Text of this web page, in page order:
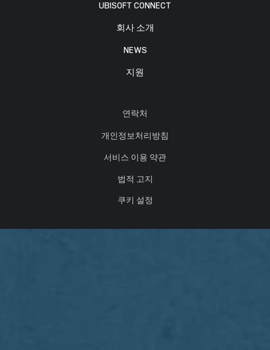
UBISOFT CONNECT
회사 소개
NEWS
지원
연락처
개인정보처리방침
서비스 이용 약관
법적 고지
쿠키 설정